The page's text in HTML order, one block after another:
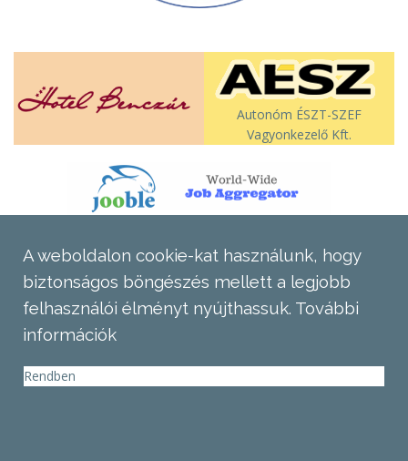
Autonóm ÉSZT-SZEF
Vagyonkezelő Kft.
A weboldalon cookie-kat használunk, hogy
biztonságos böngészés mellett a legjobb
felhasználói élményt nyújthassuk. További
információk
Rendben